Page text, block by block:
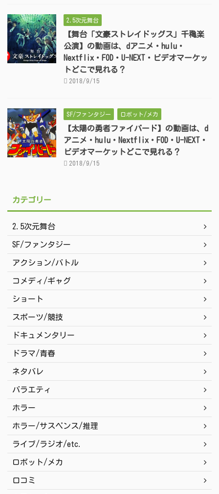
2.5次元舞台
【舞台「文豪ストレイドッグス」千穐楽
公演】の動画は、dアニメ・hulu・
Nextflix・FOD・U-NEXT・ビデオマーケッ
トどこで見れる？
2018/9/15
SF/ファンタジー ロボット/メカ
【太陽の勇者ファイバード】の動画は、d
アニメ・hulu・Nextflix・FOD・U-NEXT・
ビデオマーケットどこで見れる？
2018/9/15
カテゴリー
2.5次元舞台
SF/ファンタジー
アクション/バトル
コメディ/ギャグ
ショート
スポーツ/競技
ドキュメンタリー
ドラマ/青春
ネタバレ
バラエティ
ホラー
ホラー/サスペンス/推理
ライブ/ラジオ/etc.
ロボット/メカ
口コミ